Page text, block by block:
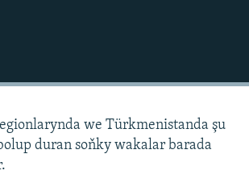
we Türkmenistanda şu
duran soňky wakalar barada